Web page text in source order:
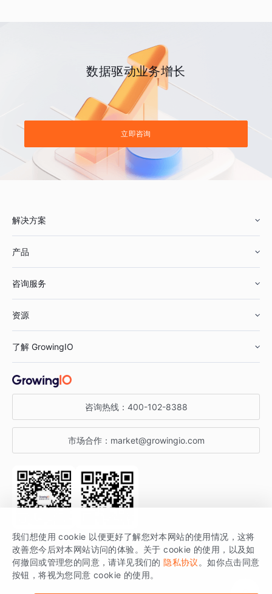
数据驱动业务增长
立即咨询
解决方案
鞋服行业
汽车行业
金融行业
产品
智能运营
获客分析
咨询服务
资源
增长公开课
增长博客
开发者文档
SDK 文档
场景指南
了解 GrowingIO
关于 GrowingIO
增长大会
行业活动
咨询热线： 400-102-8388
市场合作： market@growingio.com
关注公众号 获取更多干货
GrowingIO 是专注于数据智能分析与增长的品牌，核心平台为 GrowingIO
分析云。
我们想使用 cookie 以便更好了解您对本网站的使用情况，这将
改善您今后对本网站访问的体验。关于 cookie 的使用，以及如
何撤回或管理您的同意，请详见我们的 隐私协议 。如你点击同意
按钮，将视为您同意 cookie 的使用。